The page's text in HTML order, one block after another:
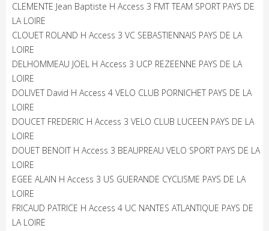
CLEMENTE Jean Baptiste H Access 3 FMT TEAM SPORT PAYS DE
LA LOIRE
CLOUET ROLAND H Access 3 VC SEBASTIENNAIS PAYS DE LA
LOIRE
DELHOMMEAU JOEL H Access 3 UCP REZEENNE PAYS DE LA
LOIRE
DOLIVET David H Access 4 VELO CLUB PORNICHET PAYS DE LA
LOIRE
DOUCET FREDERIC H Access 3 VELO CLUB LUCEEN PAYS DE LA
LOIRE
DOUET BENOIT H Access 3 BEAUPREAU VELO SPORT PAYS DE LA
LOIRE
EGEE ALAIN H Access 3 US GUERANDE CYCLISME PAYS DE LA
LOIRE
FRICAUD PATRICE H Access 4 UC NANTES ATLANTIQUE PAYS DE
LA LOIRE